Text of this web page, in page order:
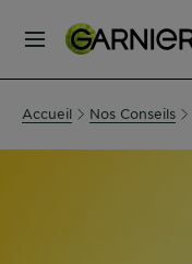
MENU
SOINS
Accueil Nos Conseils